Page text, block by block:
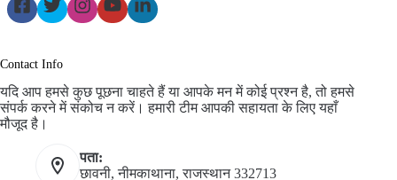
Contact Info
यदि आप हमसे कुछ पूछना चाहते हैं या आपके मन में कोई प्रश्न है, तो हमसे
संपर्क करने में संकोच न करें। हमारी टीम आपकी सहायता के लिए यहाँ
मौजूद है।
पता:
छावनी, नीमकाथाना, राजस्थान 332713